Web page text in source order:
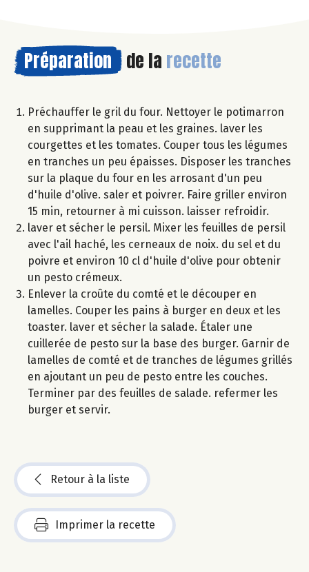
Préparation de la recette
Préchauffer le gril du four. Nettoyer le potimarron
en supprimant la peau et les graines. laver les
courgettes et les tomates. Couper tous les légumes
en tranches un peu épaisses. Disposer les tranches
sur la plaque du four en les arrosant d'un peu
d'huile d'olive. saler et poivrer. Faire griller environ
15 min, retourner à mi cuisson. laisser refroidir.
laver et sécher le persil. Mixer les feuilles de persil
avec l'ail haché, les cerneaux de noix. du sel et du
poivre et environ 10 cl d'huile d'olive pour obtenir
un pesto crémeux.
Enlever la croûte du comté et le découper en
lamelles. Couper les pains à burger en deux et les
toaster. laver et sécher la salade. Étaler une
cuillerée de pesto sur la base des burger. Garnir de
lamelles de comté et de tranches de légumes grillés
en ajoutant un peu de pesto entre les couches.
Terminer par des feuilles de salade. refermer les
burger et servir.
Retour à la liste
Imprimer la recette